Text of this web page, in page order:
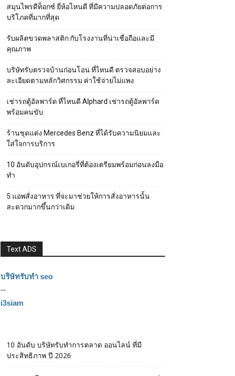
สมุนไพรดีท็อกซ์ ยี่ห้อไหนดี ที่มีความปลอดภัยต่อการ
บริโภคที่มากที่สุด
รับผลิตขวดพลาสติก กับโรงงานที่น่าเชื่อถือและมี
คุณภาพ
บริษัทรับตรวจบ้านก่อนโอน ที่ไหนดี ตรวจสอบอย่าง
ละเอียดตามหลักวิศกรรม ค่าใช้จ่ายไม่แพง
เช่ารถตู้อัลพาร์ด ที่ไหนดี Alphard เช่ารถตู้อัลพาร์ด
พร้อมคนขับ
ร้านชุดแต่ง Mercedes Benz ที่ได้รับความนิยมและ
ใส่ใจการบริการ
10 อันดับอุปกรณ์เบเกอรี่ที่ต้องเตรียมพร้อมก่อนลงมือ
ทำ
5 แอพสั่งอาหาร ที่จะมาช่วยให้การสั่งอาหารนั้น
สะดวกมากขึ้นกว่าเดิม
Text ADS
บริษัทรับทำ seo
--
i3siam
10 อันดับ บริษัทรับทำการตลาด ออนไลน์ ที่มี
ประสิทธิภาพ ปี 2026